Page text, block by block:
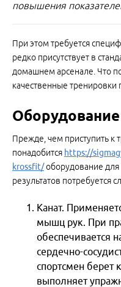
повышения
При этом требуется
редко присутствует в
домашнем арсенале. Что
качественные тренировки
Прежде, чем приступить к
понадобится https://
krossfit/оборудование для
результатов потребуется
Канат.
мышц рук. При
обеспечивается
сердечно-
спортсмен берет
выполняет